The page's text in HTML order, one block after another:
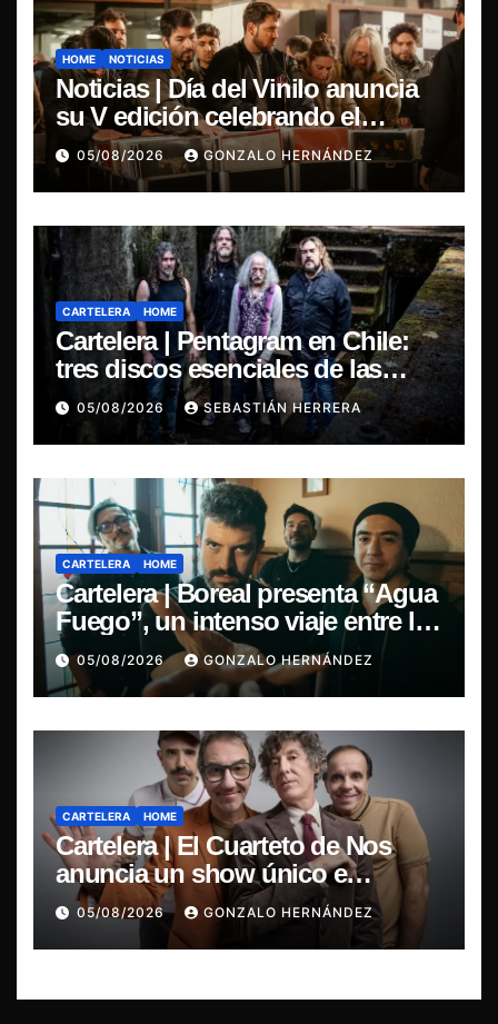
HOME NOTICIAS
Noticias | Día del Vinilo anuncia
su V edición celebrando el
regreso del 7″ fabricado en Chile
05/08/2026 GONZALO HERNÁNDEZ
CARTELERA HOME
Cartelera | Pentagram en Chile:
tres discos esenciales de las
leyendas del doom
05/08/2026 SEBASTIÁN HERRERA
CARTELERA HOME
Cartelera | Boreal presenta “Agua
Fuego”, un intenso viaje entre la
pasión y la desilusión
05/08/2026 GONZALO HERNÁNDEZ
CARTELERA HOME
Cartelera | El Cuarteto de Nos
anuncia un show único e
irrepetible en el Movistar Arena
05/08/2026 GONZALO HERNÁNDEZ